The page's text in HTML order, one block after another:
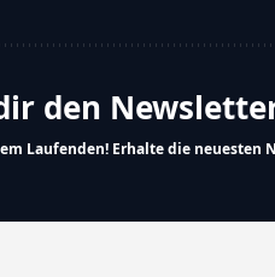
den
Laufenden! Erhalte die